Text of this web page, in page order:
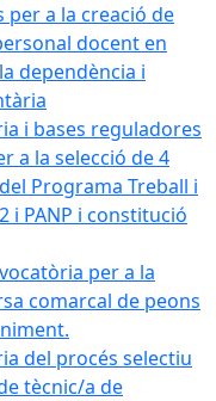
per a la creació de
docent en
dependència i
i bases reguladores
a la selecció de 4
Programa Treball i
i PANP i constitució
per a la
comarcal de peons
del procés selectiu
tècnic/a de